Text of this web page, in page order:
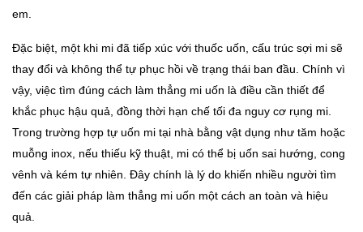
em.
Đặc biệt, một khi mi đã tiếp xúc với thuốc uốn, cấu trúc sợi mi sẽ
thay đổi và không thể tự phục hồi về trạng thái ban đầu. Chính vì
vậy, việc tìm đúng cách làm thẳng mi uốn là điều cần thiết để
khắc phục hậu quả, đồng thời hạn chế tối đa nguy cơ rụng mi.
Trong trường hợp tự uốn mi tại nhà bằng vật dụng như tăm hoặc
muỗng inox, nếu thiếu kỹ thuật, mi có thể bị uốn sai hướng, cong
vênh và kém tự nhiên. Đây chính là lý do khiến nhiều người tìm
đến các giải pháp làm thẳng mi uốn một cách an toàn và hiệu
quả.